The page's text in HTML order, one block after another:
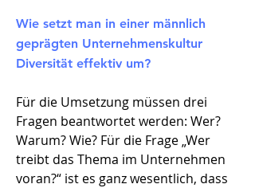
Wie setzt man in einer männlich
geprägten Unternehmenskultur
Diversität effektiv um?
Für die Umsetzung müssen drei
Fragen beantwortet werden: Wer?
Warum? Wie? Für die Frage „Wer
treibt das Thema im Unternehmen
voran?“ ist es ganz wesentlich, dass